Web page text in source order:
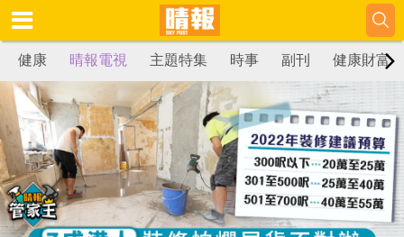
健康 晴報電視 主題特集 時事 副刊 健康財富